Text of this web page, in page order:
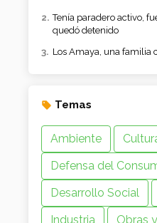
Tenía paradero activo,
quedó detenido
Los Amaya, una familia
Temas
Ambiente
Defensa del
Desarrollo Social
Industria
Obras